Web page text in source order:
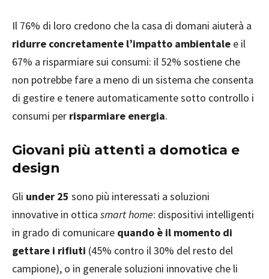
Il 76% di loro credono che la casa di domani aiuterà a
ridurre concretamente l’impatto ambientale e il
67% a risparmiare sui consumi: il 52% sostiene che
non potrebbe fare a meno di un sistema che consenta
di gestire e tenere automaticamente sotto controllo i
consumi per risparmiare energia.
Giovani più attenti a domotica e
design
Gli under 25 sono più interessati a soluzioni
innovative in ottica smart home: dispositivi intelligenti
in grado di comunicare quando è il momento di
gettare i rifiuti (45% contro il 30% del resto del
campione), o in generale soluzioni innovative che li